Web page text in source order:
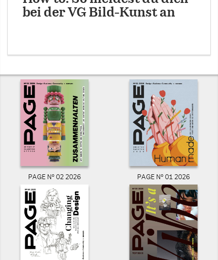
bei der VG Bild-Kunst an
PAGE N° 02 2026 PAGE N° 01 2026